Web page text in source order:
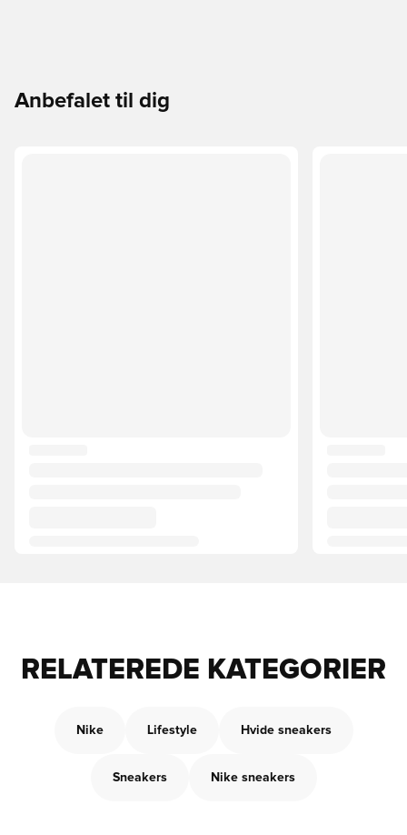
Anbefalet til dig
RELATEREDE KATEGORIER
Nike Lifestyle Hvide sneakers
Sneakers Nike sneakers